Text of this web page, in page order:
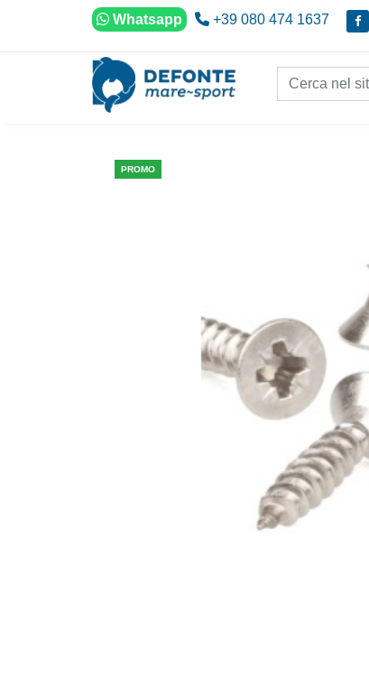
Vai al contenuto
Whatsapp +39 080 474 1637
Cerca nel sito...
PROMO